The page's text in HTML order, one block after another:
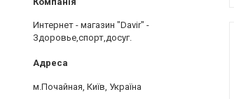
Интернет - магазин "Davir" -
Здоровье,спорт,досуг.
м.Почайная, Київ, Україна